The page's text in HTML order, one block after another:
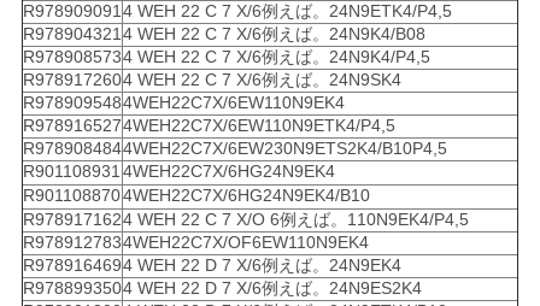
R9789090914 WEH 22 C 7 X/6例えば。24N9ETK4/P4,5
R9789043214 WEH 22 C 7 X/6例えば。24N9K4/B08
R9789085734 WEH 22 C 7 X/6例えば。24N9K4/P4,5
R9789172604 WEH 22 C 7 X/6例えば。24N9SK4
R9789095484WEH22C7X/6EW110N9EK4
R9789165274WEH22C7X/6EW110N9ETK4/P4,5
R9789084844WEH22C7X/6EW230N9ETS2K4/B10P4,5
R9011089314WEH22C7X/6HG24N9EK4
R9011088704WEH22C7X/6HG24N9EK4/B10
R9789171624 WEH 22 C 7 X/O 6例えば。110N9EK4/P4,5
R9789127834WEH22C7X/OF6EW110N9EK4
R9789164694 WEH 22 D 7 X/6例えば。24N9EK4
R9788993504 WEH 22 D 7 X/6例えば。24N9ES2K4